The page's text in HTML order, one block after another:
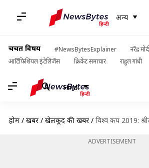
अन्य
चर्चित विषय #NewsBytesExplainer
नरेंद्र
आर्टिफिशियल इंटेलिजेंस
क्रिकेट समाचार राहुल गांधी
Hindi
होम / खबरें / खेलकूद की खबरें / विश्व कप 2019: श्रीलंका और
ADVERTISEMENT